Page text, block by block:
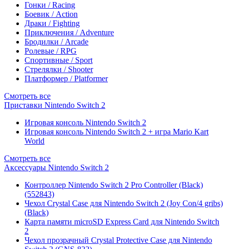
Гонки / Racing
Боевик / Action
Драки / Fighting
Приключения / Adventure
Бродилки / Arcade
Ролевые / RPG
Спортивные / Sport
Стрелялки / Shooter
Платформер / Platformer
Смотреть все
Приставки Nintendo Switch 2
Игровая консоль Nintendo Switch 2
Игровая консоль Nintendo Switch 2 + игра Mario Kart
World
Смотреть все
Аксессуары Nintendo Switch 2
Контроллер Nintendo Switch 2 Pro Controller (Black)
(552843)
Чехол Сrystal Сase для Nintendo Switch 2 (Joy Con/4 gribs)
(Black)
Карта памяти microSD Express Card для Nintendo Switch
2
Чехол прозрачный Crystal Protective Case для Nintendo